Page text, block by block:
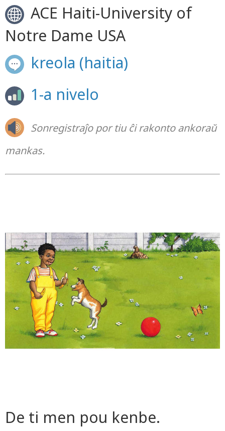
ACE Haiti-University of
Notre Dame USA
kreola (haitia)
1-a nivelo
Sonregistraĵo por tiu ĉi rakonto ankoraŭ
mankas.
De ti men pou kenbe.